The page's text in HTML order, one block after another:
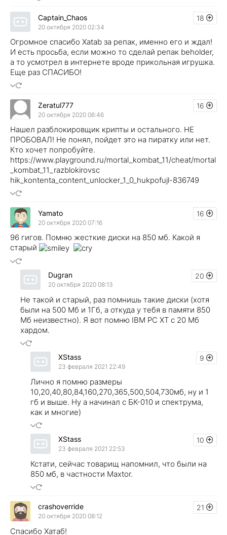
18
Captain_Chaos
20 октября 2020 02:34
Огромное спасибо Xatab за репак, именно его и ждал!
И есть просьба, если можно то сделай репак beholder,
а то усмотрел в интернете вроде прикольная игрушка.
Еще раз СПАСИБО!
16
Zeratul777
20 октября 2020 06:46
Нашел разблокировщик крипты и остального. НЕ
ПРОБОВАЛ! Не понял, пойдет это на пиратку или нет.
Кто хочет попробуйте.
https://www.playground.ru/mortal_kombat_11/cheat/mortal
_kombat_11_razblokirovsc
hik_kontenta_content_unlocker_1_0_hukpofujl-836749
16
Yamato
20 октября 2020 07:16
96 гигов. Помню жесткие диски на 850 мб. Какой я
старый
20
Dugran
20 октября 2020 08:13
Не такой и старый, раз помнишь такие диски (хотя
были на 500 Мб и 1Гб, а откуда у тебя в памяти 850
Мб неизвестно). Я вот помню IBM PC XT с 20 Мб
хардом.
9
XStass
23 февраля 2021 22:49
Лично я помню размеры
10,20,40,80,84,160,270,365,500,504,730мб, ну и 1
гб и выше. Ну а начинал с БК-010 и спектрума,
как и многие)
10
XStass
23 февраля 2021 22:53
Кстати, сейчас товарищ напомнил, что были на
850 мб, в частности Maxtor.
21
crashoverride
20 октября 2020 08:12
Спасибо Хатаб!